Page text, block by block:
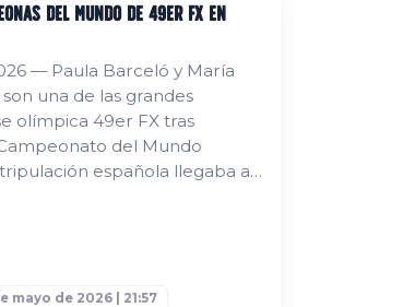
del mundo de 49er FX en
— Paula Barceló y María
una de las grandes
olímpica 49er FX tras
del Mundo
española llegaba a
mayo de 2026 | 21:57